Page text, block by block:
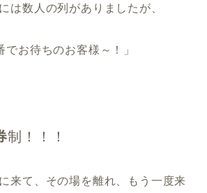
は数人の列がありましたが、
お待ちのお客様～！」
制！！！
来て、その場を離れ、もう一度来